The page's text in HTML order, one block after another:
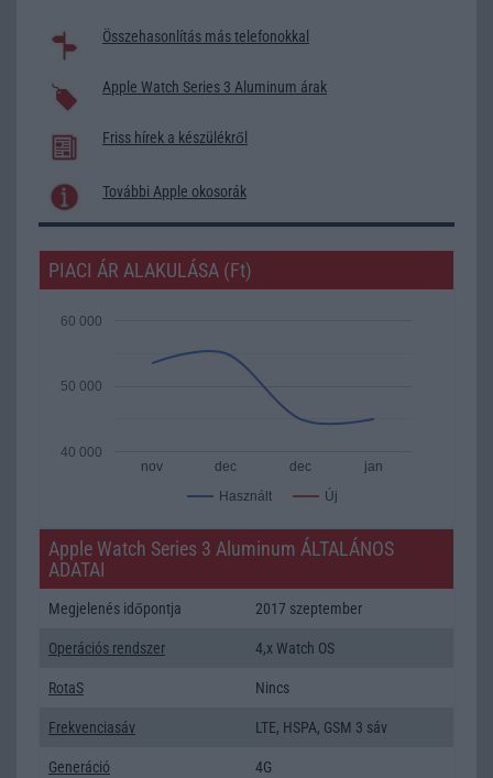
Összehasonlítás más telefonokkal
Apple Watch Series 3 Aluminum árak
Friss hírek a készülékről
További Apple okosorák
PIACI ÁR ALAKULÁSA (Ft)
Használt Új
nov dec dec jan
40 000
50 000
60 000
Apple Watch Series 3 Aluminum ÁLTALÁNOS
ADATAI
Megjelenés időpontja 2017 szeptember
Operációs rendszer 4,x Watch OS
RotaS Nincs
Frekvenciasáv LTE, HSPA, GSM 3 sáv
Generáció 4G